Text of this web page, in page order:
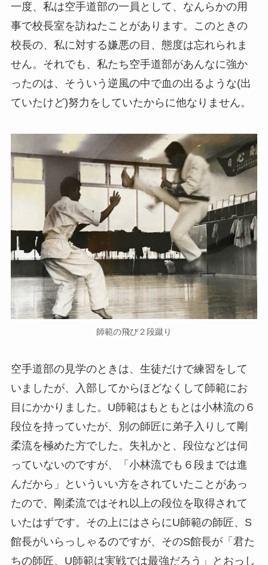
一度、私は空手道部の一員として、なんらかの用
事で校長室を訪ねたことがあります。このときの
校長の、私に対する嫌悪の目、態度は忘れられま
せん。それでも、私たち空手道部があんなに強か
ったのは、そういう逆風の中で血の出るような(出
ていたけど)努力をしていたからに他なりません。
師範の飛び２段蹴り
空手道部の見学のときは、生徒だけで練習をして
いましたが、入部してからほどなくして師範にお
目にかかりました。U師範はもともとは小林流の６
段位を持っていたが、別の師匠に弟子入りして剛
柔流を極めた方でした。失礼かと、段位などは伺
っていないのですが、「小林流でも６段までは進
んだから」といういい方をされていたことがあっ
たので、剛柔流ではそれ以上の段位を取得されて
いたはずです。その上にはさらにU師範の師匠、S
館長がいらっしゃるのですが、そのS館長が「君た
ちの師匠、U師範は実戦では最強だろう」とおっし